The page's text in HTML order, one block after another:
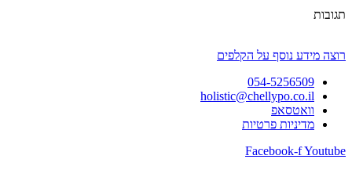
תגובות
רוצה מידע נוסף על הקלפים
054-5256509
holistic@chellypo.co.il
וואטסאפ
מדיניות פרטיות
Facebook-fYoutube